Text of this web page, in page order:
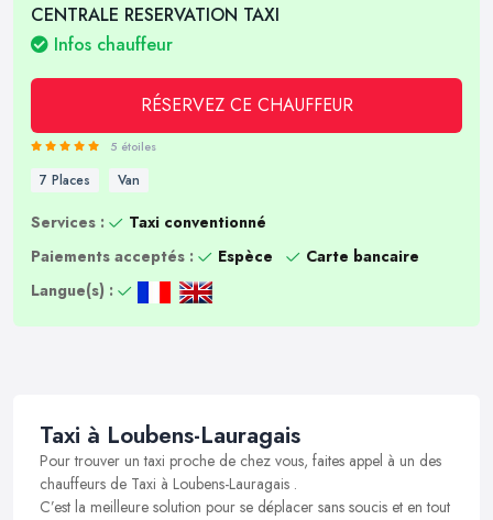
CENTRALE RESERVATION TAXI
Infos chauffeur
RÉSERVEZ CE CHAUFFEUR
5 étoiles
7 Places Van
Services :
Taxi conventionné
Paiements acceptés :
Espèce
Carte bancaire
Langue(s) :
Taxi à Loubens-Lauragais
Pour trouver un taxi proche de chez vous, faites appel à un des
chauffeurs de Taxi à Loubens-Lauragais .
C’est la meilleure solution pour se déplacer sans soucis et en tout